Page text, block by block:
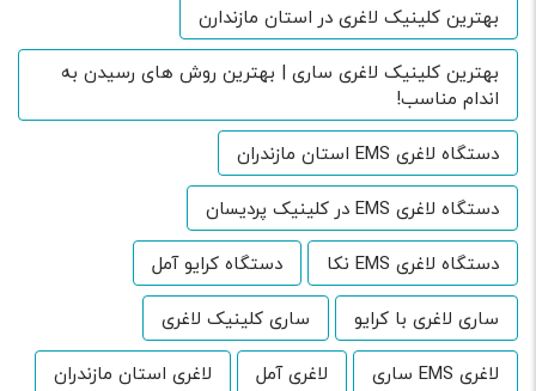
بهترین کلینیک لاغری در استان مازندارن
بهترین کلینیک لاغری ساری | بهترین روش های رسیدن به
اندام مناسب!
دستگاه لاغری EMS استان مازندران
دستگاه لاغری EMS در کلینیک پردیسان
دستگاه لاغری EMS نکا
دستگاه کرایو آمل
ساری لاغری با کرایو
ساری کلینیک لاغری
لاغری EMS ساری
لاغری آمل
لاغری استان مازندران